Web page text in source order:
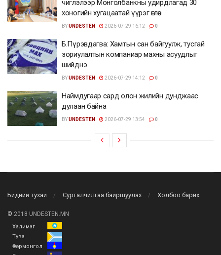
чиглэлээр Монголбанкны удирдлагад 30
хоногийн хугацаатай үүрэг өглөө
BYUNDESTEN 2026-07-29 16:12 0
Б.Пүрэвдагва: Хамтын сан байгуулж, тусгай
зориулалтын компаниар махны асуудлыг
шийднэ
BYUNDESTEN 2026-07-29 14:12 0
Наймдугаар сард олон жилийн дунджаас
дулаан байна
BYUNDESTEN 2026-07-29 13:54 0
Бидний тухай Сурталчилгаа байршуулах Холбоо барих
© 2018 UNDESTEN.MN
Халимаг
Тува
Өвөрмонгол